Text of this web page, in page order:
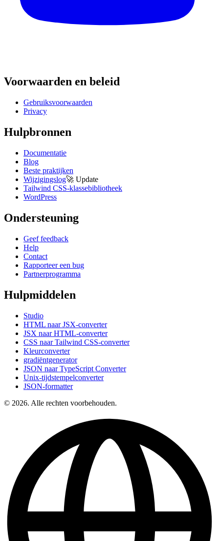
Voorwaarden en beleid
Gebruiksvoorwaarden
Privacy
Hulpbronnen
Documentatie
Blog
Beste praktijken
Wijzigingslog🚀 Update
Tailwind CSS-klassebibliotheek
WordPress
Ondersteuning
Geef feedback
Help
Contact
Rapporteer een bug
Partnerprogramma
Hulpmiddelen
Studio
HTML naar JSX-converter
JSX naar HTML-converter
CSS naar Tailwind CSS-converter
Kleurconverter
gradiëntgenerator
JSON naar TypeScript Converter
Unix-tijdstempelconverter
JSON-formatter
© 2026. Alle rechten voorbehouden.